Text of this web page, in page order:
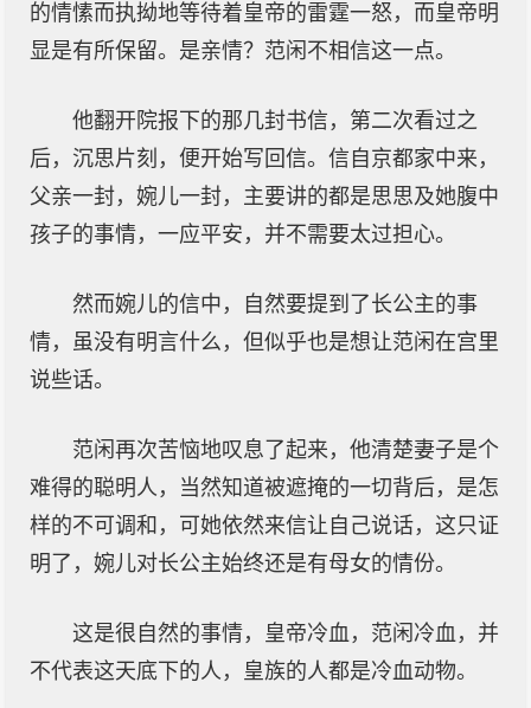
的情愫而执拗地等待着皇帝的雷霆一怒，而皇帝明
显是有所保留。是亲情？范闲不相信这一点。
他翻开院报下的那几封书信，第二次看过之
后，沉思片刻，便开始写回信。信自京都家中来，
父亲一封，婉儿一封，主要讲的都是思思及她腹中
孩子的事情，一应平安，并不需要太过担心。
然而婉儿的信中，自然要提到了长公主的事
情，虽没有明言什么，但似乎也是想让范闲在宫里
说些话。
范闲再次苦恼地叹息了起来，他清楚妻子是个
难得的聪明人，当然知道被遮掩的一切背后，是怎
样的不可调和，可她依然来信让自己说话，这只证
明了，婉儿对长公主始终还是有母女的情份。
这是很自然的事情，皇帝冷血，范闲冷血，并
不代表这天底下的人，皇族的人都是冷血动物。